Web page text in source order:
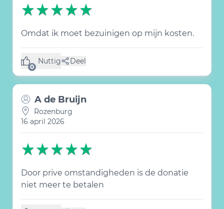
Omdat ik moet bezuinigen op mijn kosten.
0
Nuttig
(0 like) Deel
A de Bruijn
Rozenburg
16 april 2026
Door prive omstandigheden is de donatie
niet meer te betalen